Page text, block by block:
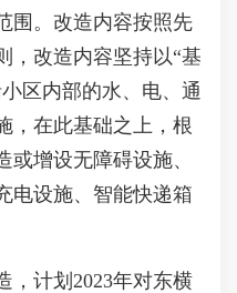
围。改造内容按照先
，改造内容坚持以“基
区内部的水、电、通
，在此基础之上，根
增设无障碍设施、
电设施、智能快递箱
计划2023年对东横